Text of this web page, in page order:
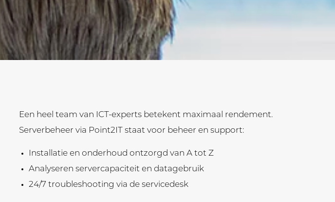
Een heel team van ICT-experts betekent maximaal rendement.
Serverbeheer via Point2IT staat voor beheer en support:
Installatie en onderhoud ontzorgd van A tot Z
Analyseren servercapaciteit en datagebruik
24/7 troubleshooting via de servicedesk